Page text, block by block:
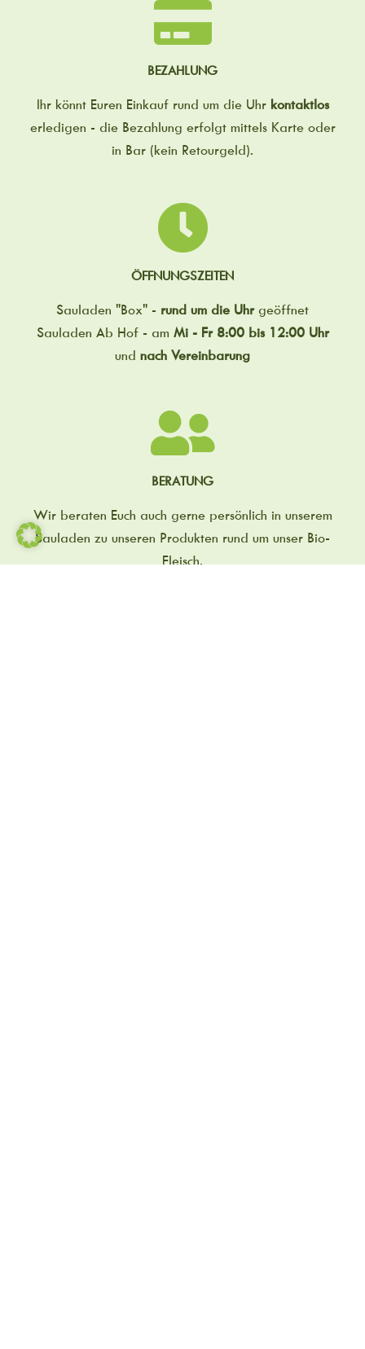
BEZAHLUNG
Ihr könnt Euren Einkauf rund um die Uhr kontaktlos
erledigen - die Bezahlung erfolgt mittels Karte oder
in Bar (kein Retourgeld).
ÖFFNUNGSZEITEN
Sauladen "Box" - rund um die Uhr geöffnet
Sauladen Ab Hof - am Mi - Fr 8:00 bis 12:00 Uhr
und nach Vereinbarung
BERATUNG
Wir beraten Euch auch gerne persönlich in unserem
Sauladen zu unseren Produkten rund um unser Bio-
Fleisch.